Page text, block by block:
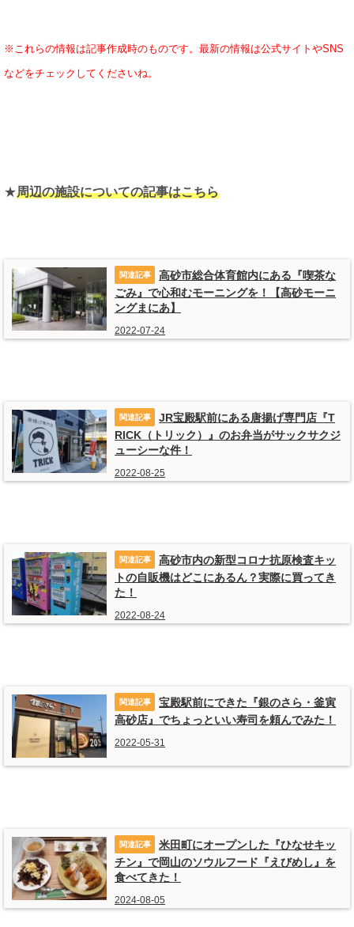
※これらの情報は記事作成時のものです。最新の情報は公式サイトやSNS
などをチェックしてくださいね。
★周辺の施設についての記事はこちら
高砂市総合体育館内にある『喫茶な
ごみ』で心和むモーニングを！【高砂モーニ
ングまにあ】
2022-07-24
JR宝殿駅前にある唐揚げ専門店『T
RICK（トリック）』のお弁当がサックサクジ
ューシーな件！
2022-08-25
高砂市内の新型コロナ抗原検査キッ
トの自販機はどこにあるん？実際に買ってき
た！
2022-08-24
宝殿駅前にできた『銀のさら・釜寅
高砂店』でちょっといい寿司を頼んでみた！
2022-05-31
米田町にオープンした『ひなせキッ
チン』で岡山のソウルフード『えびめし』を
食べてきた！
2024-08-05